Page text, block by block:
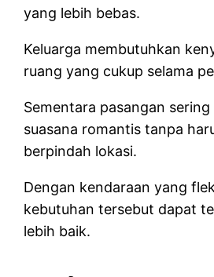
yang lebih bebas.
Keluarga membutuhkan
ruang yang cukup selama
Sementara pasangan
suasana romantis tanpa
berpindah lokasi.
Dengan kendaraan yang
kebutuhan tersebut dapat
lebih baik.